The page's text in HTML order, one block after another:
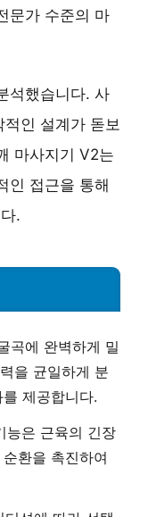
문가 수준의 마
석했습니다. 사
인 설계가 돋보
마사지기 V2는
인 접근을 통해
.
곡에 완벽하게 밀
을 균일하게 분
제공합니다.
은 근육의 긴장
환을 촉진하여